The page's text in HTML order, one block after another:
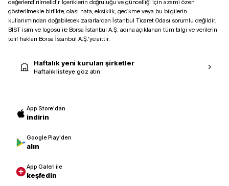
değerlendirilmelidir. İçeriklerin doğruluğu ve güncelliği için azami özen
gösterilmekle birlikte, olası hata, eksiklik, gecikme veya bu bilgilerin
kullanımından doğabilecek zararlardan İstanbul Ticaret Odası sorumlu değildir.
BIST isim ve logosu ile Borsa İstanbul A.Ş. adına açıklanan tüm bilgi ve verilerin
telif hakları Borsa İstanbul A.Ş.’ye aittir.
Haftalık yeni kurulan şirketler
Haftalık listeye göz atın
App Store'dan
indirin
Google Play'den
alın
App Galeri ile
keşfedin